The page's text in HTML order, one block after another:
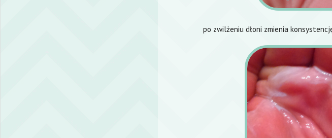
po zwilżeniu dłoni zmienia